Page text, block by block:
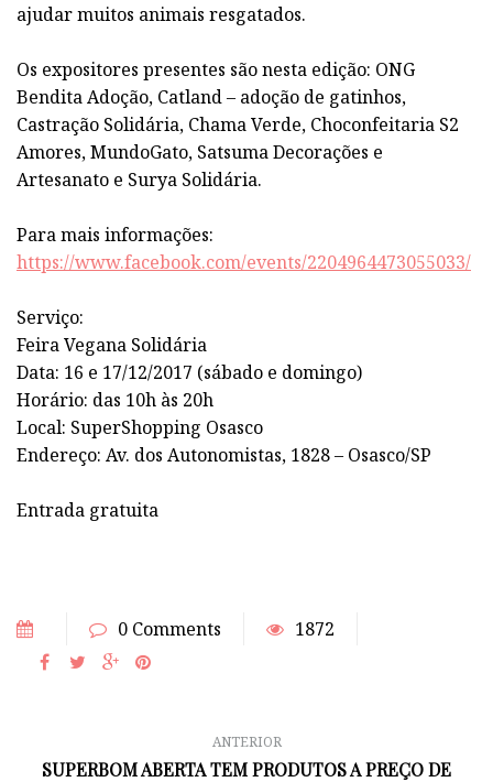
ajudar muitos animais resgatados.
Os expositores presentes são nesta edição: ONG
Bendita Adoção, Catland – adoção de gatinhos,
Castração Solidária, Chama Verde, Choconfeitaria S2
Amores, MundoGato, Satsuma Decorações e
Artesanato e Surya Solidária.
Para mais informações:
https://www.facebook.com/events/2204964473055033/
Serviço:
Feira Vegana Solidária
Data: 16 e 17/12/2017 (sábado e domingo)
Horário: das 10h às 20h
Local: SuperShopping Osasco
Endereço: Av. dos Autonomistas, 1828 – Osasco/SP
Entrada gratuita
0 Comments 1872
ANTERIOR
SUPERBOM ABERTA TEM PRODUTOS A PREÇO DE